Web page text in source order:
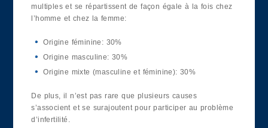
multiples et se répartissent de façon égale à la fois chez
l’homme et chez la femme:
Origine féminine: 30%
Origine masculine: 30%
Origine mixte (masculine et féminine): 30%
De plus, il n’est pas rare que plusieurs causes
s’associent et se surajoutent pour participer au problème
d’infertilité.